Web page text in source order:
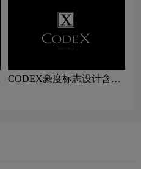
CODEX豪度标志设计含义